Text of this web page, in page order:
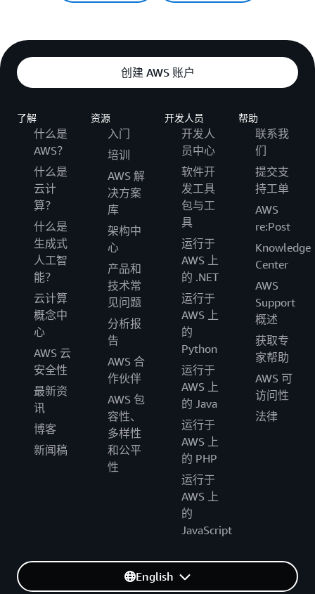
创建 AWS 账户
了解
什么是
AWS？
什么是
云计
算？
什么是
生成式
人工智
能？
云计算
概念中
心
AWS 云
安全性
最新资
讯
博客
新闻稿
资源
入门
培训
AWS 解
决方案
库
架构中
心
产品和
技术常
见问题
分析报
告
AWS 合
作伙伴
AWS 包
容性、
多样性
和公平
性
开发人员
开发人
员中心
软件开
发工具
包与工
具
运行于
AWS 上
的 .NET
运行于
AWS 上
的
Python
运行于
AWS 上
的 Java
运行于
AWS 上
的 PHP
运行于
AWS 上
的
JavaScript
帮助
联系我
们
提交支
持工单
AWS
re:Post
Knowledge
Center
AWS
Support
概述
获取专
家帮助
AWS 可
访问性
法律
English